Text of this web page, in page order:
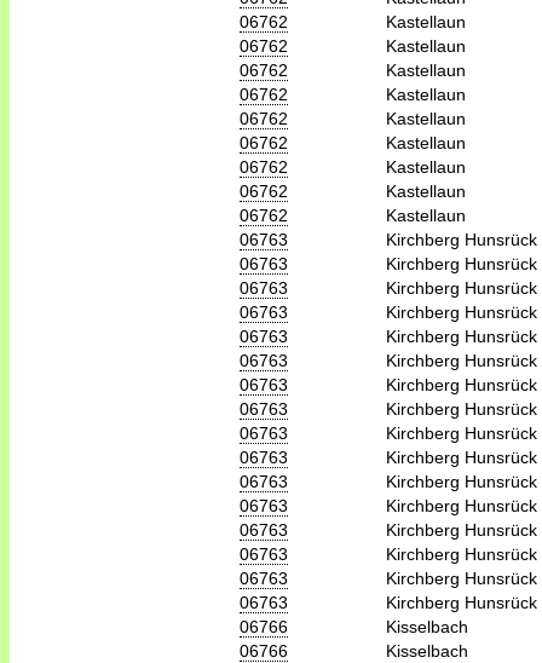
06762
Kastellaun
06762
Kastellaun
06762
Kastellaun
06762
Kastellaun
06762
Kastellaun
06762
Kastellaun
06762
Kastellaun
06762
Kastellaun
06762
Kastellaun
06763
Kirchberg Hunsrück
06763
Kirchberg Hunsrück
06763
Kirchberg Hunsrück
06763
Kirchberg Hunsrück
06763
Kirchberg Hunsrück
06763
Kirchberg Hunsrück
06763
Kirchberg Hunsrück
06763
Kirchberg Hunsrück
06763
Kirchberg Hunsrück
06763
Kirchberg Hunsrück
06763
Kirchberg Hunsrück
06763
Kirchberg Hunsrück
06763
Kirchberg Hunsrück
06763
Kirchberg Hunsrück
06763
Kirchberg Hunsrück
06763
Kirchberg Hunsrück
06766
Kisselbach
06766
Kisselbach